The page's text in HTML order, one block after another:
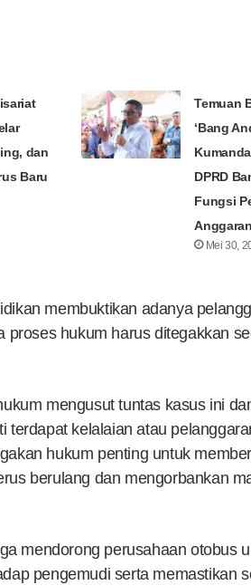
dan
Baru
Temuan
‘Bang
DPRD
Fungsi
Anggaran
Mei 30,
membuktikan adanya
proses hukum harus ditegakkan
mengusut tuntas kasus ini
terdapat kelalaian atau
hukum penting untuk
berulang dan mengorbankan
mendorong perusahaan otobus
pengemudi serta memastikan